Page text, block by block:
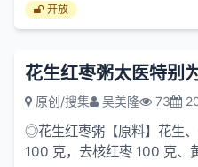
石五斗...
开放
原创/搜集 吴美隆 73
◎花生红枣粥【原料】花生
100 克，去核红枣 100 克、